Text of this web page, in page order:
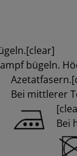
bügeln.
Bei mittlerer
Bei